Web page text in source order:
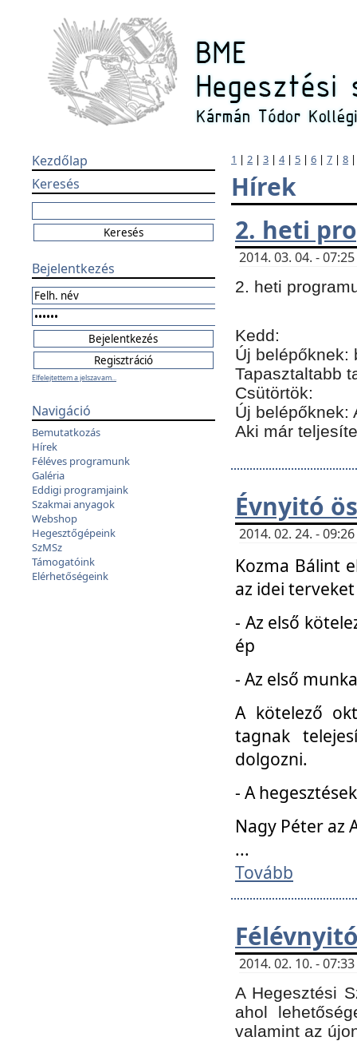
Kezdőlap
Keresés
Bejelentkezés
Elfelejtettem a jelszavam...
Navigáció
Bemutatkozás
Hírek
Féléves programunk
Galéria
Eddigi programjaink
Szakmai anyagok
Webshop
Hegesztőgépeink
SzMSz
Támogatóink
Elérhetőségeink
1 | 2 | 3 | 4| 5 | 6 | 7 | 8
Hírek
2. heti
2014. 03. 04. -
2. heti
Kedd:
Új belépőknek:
Tapasztaltabb
Csütörtök:
Új belépőknek:
Aki már
Évnyitó
2014. 02. 24. -
Kozma Bálint
az idei
- Az első
ép
- Az első
A kötelező
tagnak
dolgozni.
- A
Nagy Péter az
...
Tovább
2014. 02. 10. -
A Hegesztési
ahol
valamint az